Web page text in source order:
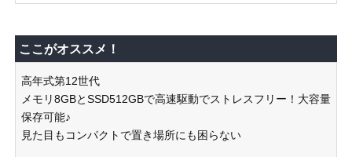
ここがオススメ！
高年式第12世代
メモリ8GBとSSD512GBで高速駆動でストレスフリー！大容量
保存可能♪
見た目もコンパクトで置き場所にも困らない